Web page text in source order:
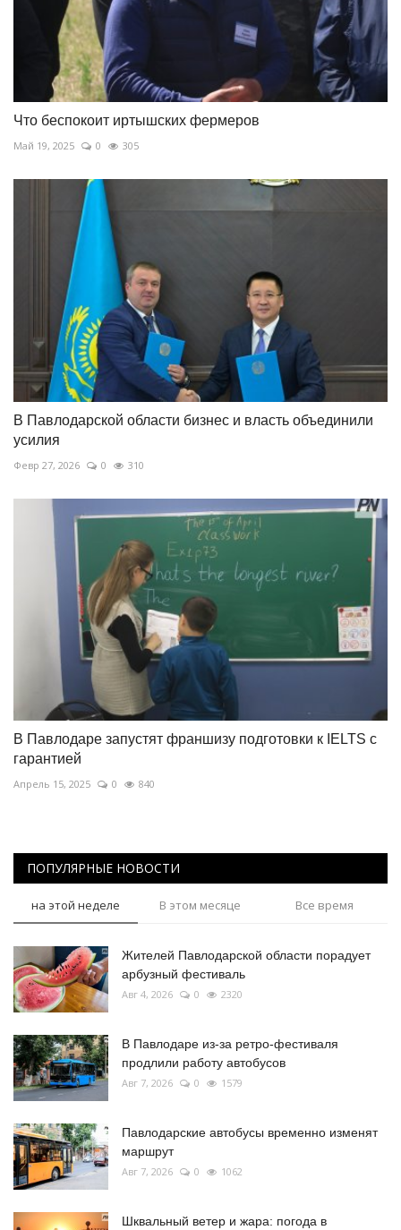
Что беспокоит иртышских фермеров
Май 19, 2025 0 305
В Павлодарской области бизнес и власть объединили
усилия
Февр 27, 2026 0 310
В Павлодаре запустят франшизу подготовки к IELTS с
гарантией
Апрель 15, 2025 0 840
ПОПУЛЯРНЫЕ НОВОСТИ
на этой неделе В этом месяце Все время
Жителей Павлодарской области порадует
арбузный фестиваль
Авг 4, 2026 0 2320
В Павлодаре из-за ретро-фестиваля
продлили работу автобусов
Авг 7, 2026 0 1579
Павлодарские автобусы временно изменят
маршрут
Авг 7, 2026 0 1062
Шквальный ветер и жара: погода в